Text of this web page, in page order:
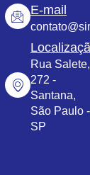
E-mail
Rua Salete,
272 -
Santana,
São Paulo -
SP